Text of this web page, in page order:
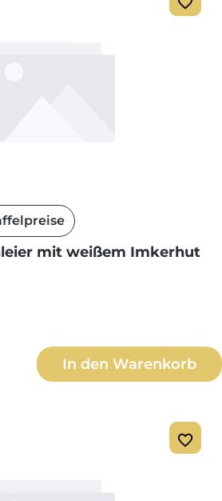
mit weißem Imkerhut
Gib den gewünschten
In den Warenkorb